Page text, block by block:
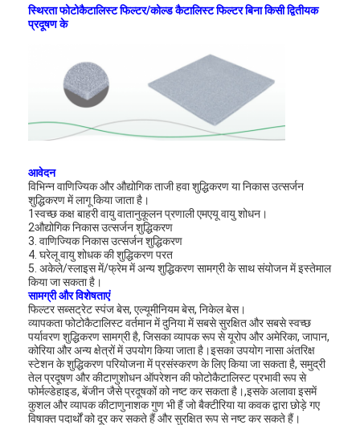
स्थिरता फोटोकैटालिस्ट फिल्टर/कोल्ड कैटालिस्ट फिल्टर बिना किसी द्वितीयक
प्रदूषण के
आवेदन
विभिन्न वाणिज्यिक और औद्योगिक ताजी हवा शुद्धिकरण या निकास उत्सर्जन
शुद्धिकरण में लागू किया जाता है।
1स्वच्छ कक्ष बाहरी वायु वातानुकूलन प्रणाली एमएयू वायु शोधन।
2औद्योगिक निकास उत्सर्जन शुद्धिकरण
3. वाणिज्यिक निकास उत्सर्जन शुद्धिकरण
4. घरेलू वायु शोधक की शुद्धिकरण परत
5. अकेले/स्लाइस में/फ्रेम में अन्य शुद्धिकरण सामग्री के साथ संयोजन में इस्तेमाल
किया जा सकता है।
सामग्री और विशेषताएं
फिल्टर सब्सट्रेट स्पंज बेस, एल्यूमीनियम बेस, निकेल बेस।
व्यापकता फोटोकैटालिस्ट वर्तमान में दुनिया में सबसे सुरक्षित और सबसे स्वच्छ
पर्यावरण शुद्धिकरण सामग्री है, जिसका व्यापक रूप से यूरोप और अमेरिका, जापान,
कोरिया और अन्य क्षेत्रों में उपयोग किया जाता है।इसका उपयोग नासा अंतरिक्ष
स्टेशन के शुद्धिकरण परियोजना में प्रसंस्करण के लिए किया जा सकता है, समुद्री
तेल प्रदूषण और कीटाणुशोधन ऑपरेशन की फोटोकैटालिस्ट प्रभावी रूप से
फोर्मल्डेहाइड, बेंजीन जैसे प्रदूषकों को नष्ट कर सकता है।,इसके अलावा इसमें
कुशल और व्यापक कीटाणुनाशक गुण भी हैं जो बैक्टीरिया या कवक द्वारा छोड़े गए
विषाक्त पदार्थों को दूर कर सकते हैं और सुरक्षित रूप से नष्ट कर सकते हैं।